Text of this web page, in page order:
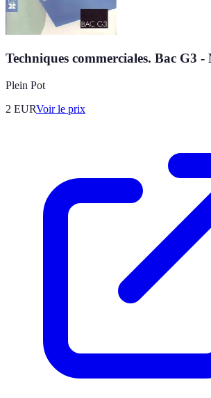
Techniques commerciales. Bac G3
Plein Pot
2 EURVoir le prix